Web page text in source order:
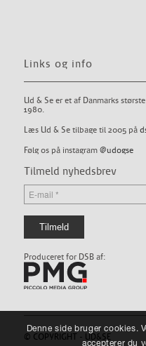
Links og info
Ud & Se er et af Danmarks
1980.
Læs Ud & Se tilbage til 2005 på
Følg os på instagram @udogse
Tilmeld nyhedsbrev
Produceret for DSB af:
© COPYRIGHT - UD&SE
Denne side bruger cookies.
accepterer du